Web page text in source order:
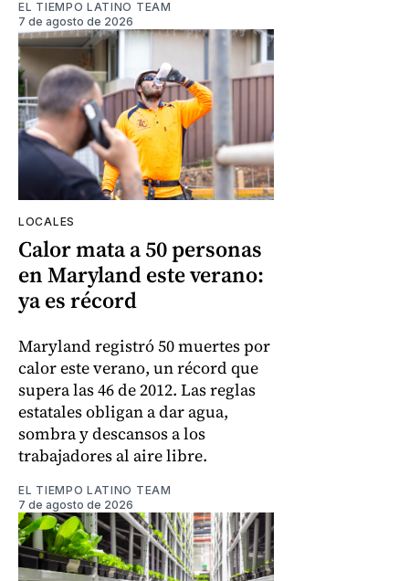
EL TIEMPO LATINO TEAM
7 de agosto de 2026
LOCALES
Calor mata a 50 personas
en Maryland este verano:
ya es récord
Maryland registró 50 muertes por
calor este verano, un récord que
supera las 46 de 2012. Las reglas
estatales obligan a dar agua,
sombra y descansos a los
trabajadores al aire libre.
EL TIEMPO LATINO TEAM
7 de agosto de 2026